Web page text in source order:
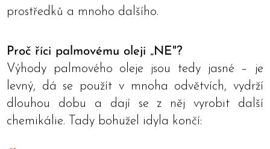
prostředků a mnoho dalšího.
Proč říci palmovému oleji „NE"?
Výhody palmového oleje jsou tedy jasné – je
levný, dá se použít v mnoha odvětvích, vydrží
dlouhou dobu a dají se z něj vyrobit další
chemikálie. Tady bohužel idyla končí: